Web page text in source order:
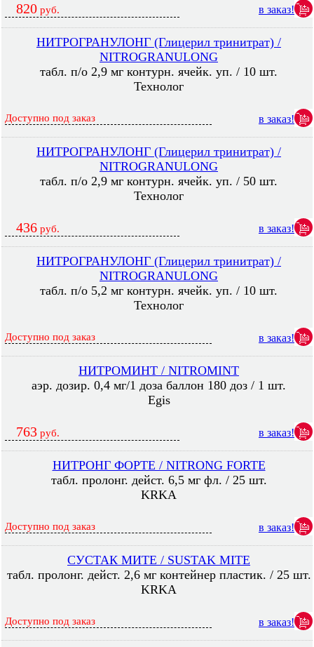
820 руб. в заказ!
НИТРОГРАНУЛОНГ (Глицерил тринитрат) /
NITROGRANULONG
табл. п/о 2,9 мг контурн. ячейк. уп. / 10 шт.
Технолог
Доступно под заказ в заказ!
НИТРОГРАНУЛОНГ (Глицерил тринитрат) /
NITROGRANULONG
табл. п/о 2,9 мг контурн. ячейк. уп. / 50 шт.
Технолог
436 руб. в заказ!
НИТРОГРАНУЛОНГ (Глицерил тринитрат) /
NITROGRANULONG
табл. п/о 5,2 мг контурн. ячейк. уп. / 10 шт.
Технолог
Доступно под заказ в заказ!
НИТРОМИНТ / NITROMINT
аэр. дозир. 0,4 мг/1 доза баллон 180 доз / 1 шт.
Egis
763 руб. в заказ!
НИТРОНГ ФОРТЕ / NITRONG FORTE
табл. пролонг. дейст. 6,5 мг фл. / 25 шт.
KRKA
Доступно под заказ в заказ!
СУСТАК МИТЕ / SUSTAK MITE
табл. пролонг. дейст. 2,6 мг контейнер пластик. / 25 шт.
KRKA
Доступно под заказ в заказ!